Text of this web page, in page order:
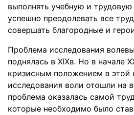
выполнять учебную и трудовую
успешно преодолевать все
совершать благородные и
Проблема исследования
поднялась в XIXв. Но в начале
кризисным положением в этой
исследования воли отошли на
проблема оказалась самой
которые необходимо было